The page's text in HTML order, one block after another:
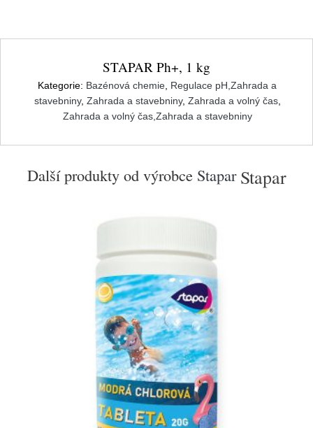
STAPAR Ph+, 1 kg
Kategorie: Bazénová chemie Regulace pH,Zahrada a
stavebniny, Zahrada a stavebniny, Zahrada a volný čas,
Zahrada a volný čas,Zahrada a stavebniny
Další produkty od výrobce Stapar Stapar